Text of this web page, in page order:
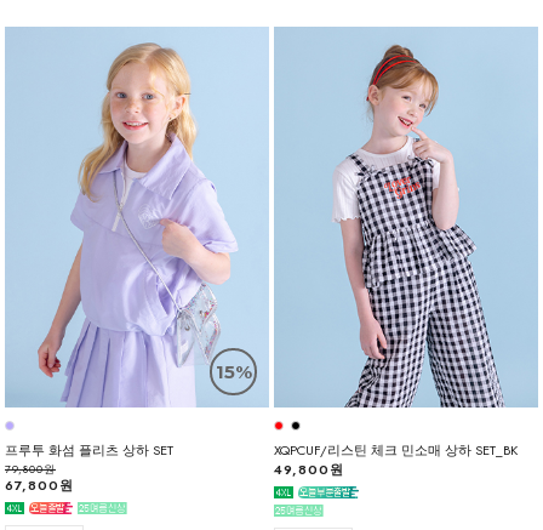
15%
프루투 화섬 플리츠 상하 SET
79,800원
67,800원
XQPCUF/리스틴 체크 민소매 상하 SET_BK
49,800원